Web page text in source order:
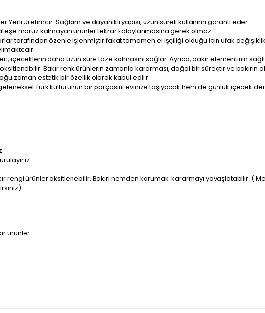
Yerli Üretimdir. Sağlam ve dayanıklı yapısı, uzun süreli kullanımı garanti eder.
maruz kalmayan ürünler tekrar kalaylanmasına gerek olmaz
tarafından özenle işlenmiştir fakat tamamen el işçiliği olduğu için ufak
içeceklerin daha uzun süre taze kalmasını sağlar. Ayrıca, bakır elementinin
Bakır renk ürünlerin zamanla kararması, doğal bir süreçtir ve
zaman estetik bir özellik olarak kabul edilir.
Türk kültürünün bir parçasını evinize taşıyacak hem de günlük içecek
rengi ürünler oksitlenebilir. Bakırı nemden korumak, kararmayı yavaşlatabilir.
ürünler